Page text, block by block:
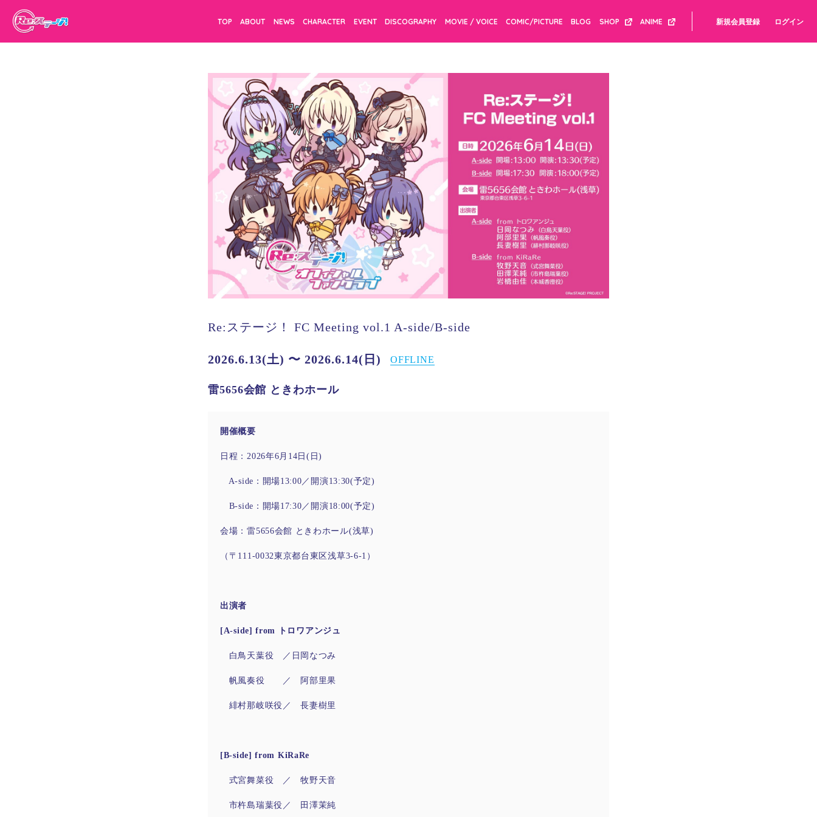
TOP ABOUT NEWS CHARACTER EVENT DISCOGRAPHY MOVIE / VOICE COMIC/PICTURE BLOG SHOP ANIME 新規会員登録 ログイン
Re:ステージ！ FC Meeting vol.1 A-side/B-side
2026.6.13(土) 〜 2026.6.14(日) OFFLINE
雷5656会館 ときわホール
開催概要
日程：2026年6月14日(日)
A-side：開場13:00／開演13:30(予定)
B-side：開場17:30／開演18:00(予定)
会場：雷5656会館 ときわホール(浅草)
（〒111-0032東京都台東区浅草3-6-1）
出演者
[A-side] from トロワアンジュ
白鳥天葉役 ／日岡なつみ
帆風奏役 ／ 阿部里果
緋村那岐咲役／ 長妻樹里
[B-side] from KiRaRe
式宮舞菜役 ／ 牧野天音
市杵島瑞葉役／ 田澤茉純